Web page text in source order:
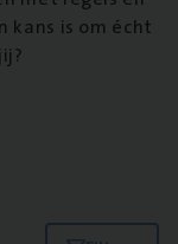
kans is om écht